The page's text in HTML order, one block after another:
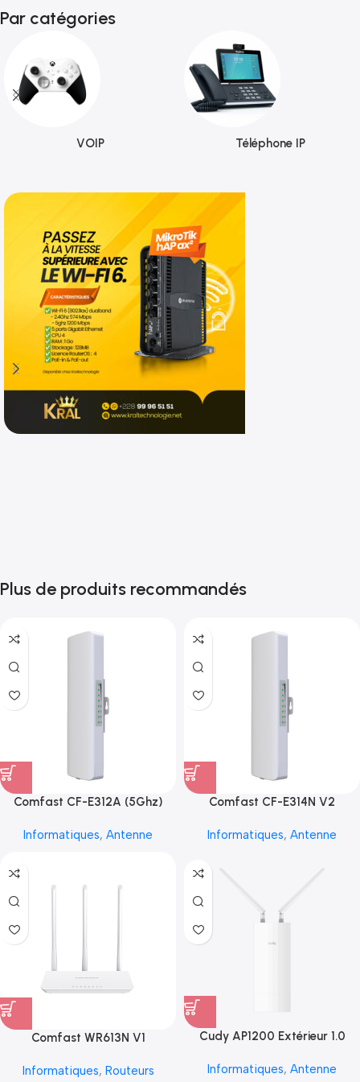
Par catégories
VOIP Téléphone IP
Plus de produits recommandés
Comfast CF-E312A (5Ghz)
Informatiques, Antenne
Comfast CF-E314N V2
Informatiques, Antenne
Comfast WR613N V1
Informatiques, Routeurs
Cudy AP1200 Extérieur 1.0
Informatiques, Antenne